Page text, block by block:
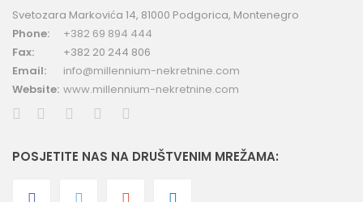
Svetozara Markovića 14, 81000 Podgorica, Montenegro
Phone:
+382 69 894 444
Fax:
+382 20 244 806
Email:
info@millennium-nekretnine.com
Website: www.millennium-nekretnine.com
POSJETITE NAS NA DRUŠTVENIM MREŽAMA: